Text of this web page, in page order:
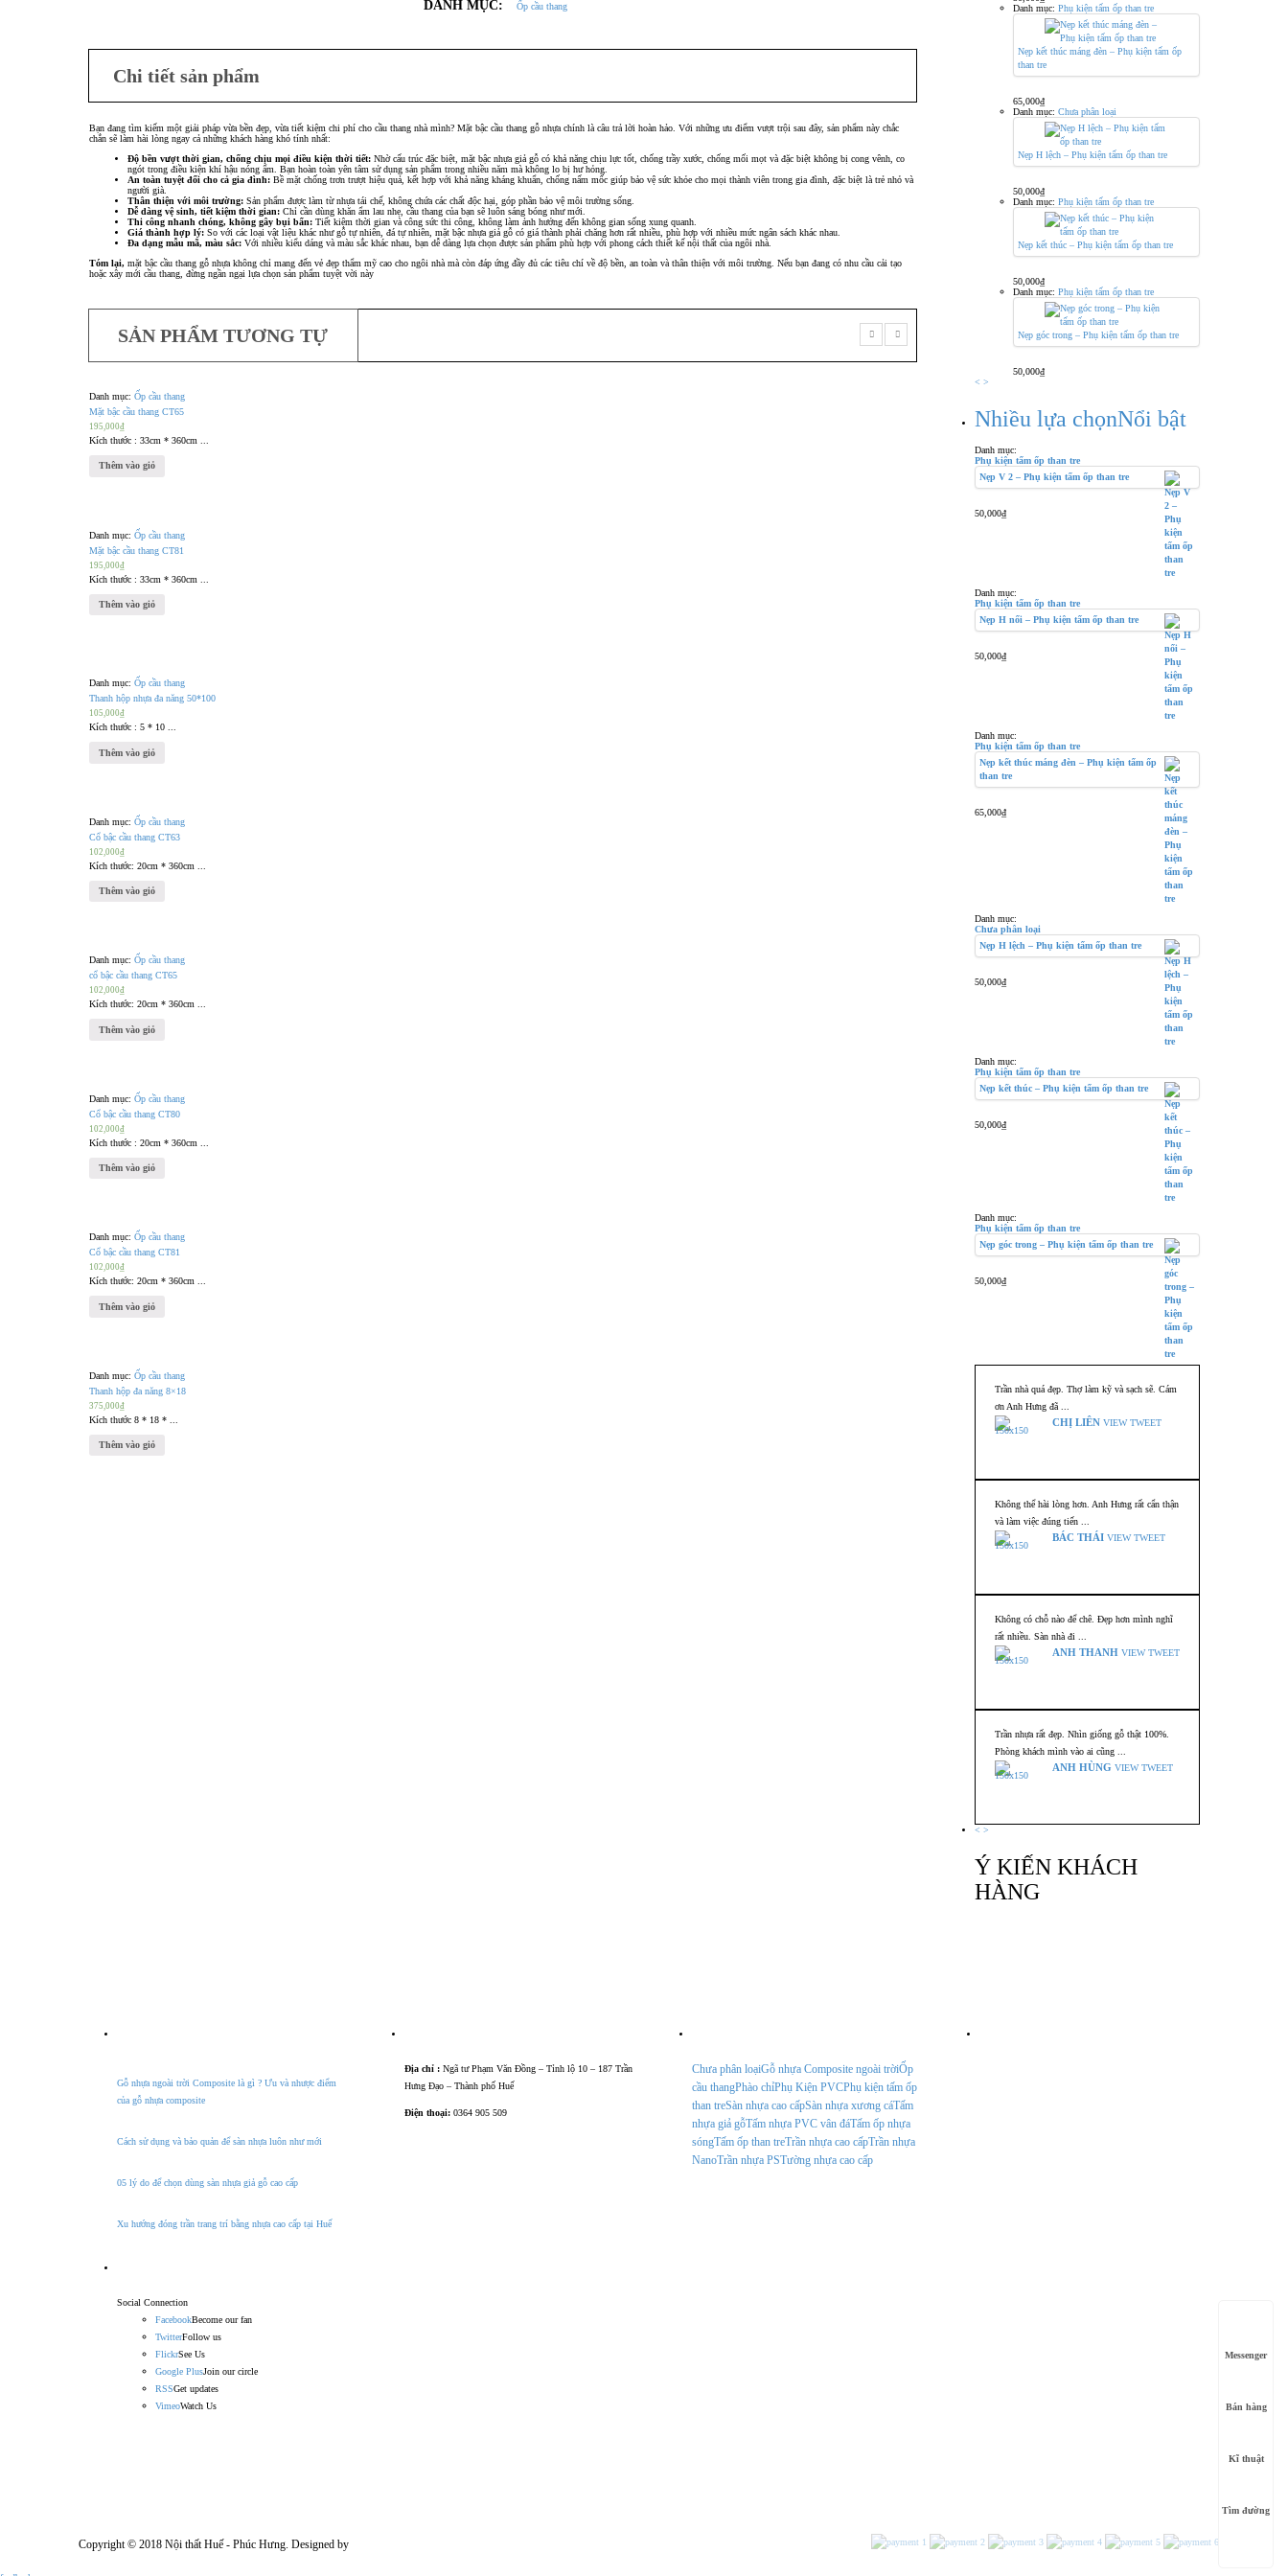
DANH MỤC: Ốp cầu thang
Chi tiết sản phẩm
Bạn đang tìm kiếm một giải pháp vừa bền đẹp, vừa tiết kiệm chi phí cho cầu thang nhà mình? Mặt bậc cầu thang gỗ nhựa chính là câu trả lời hoàn hảo. Với những ưu điểm vượt trội sau đây, sản phẩm này chắc
chắn sẽ làm hài lòng ngay cả những khách hàng khó tính nhất:
Độ bền vượt thời gian, chống chịu mọi điều kiện thời tiết: Nhờ cấu trúc đặc biệt, mặt bậc nhựa giả gỗ có khả năng chịu lực tốt, chống trầy xước, chống mối mọt và đặc biệt không bị cong vênh, co
ngót trong điều kiện khí hậu nóng ẩm. Bạn hoàn toàn yên tâm sử dụng sản phẩm trong nhiều năm mà không lo bị hư hỏng.
An toàn tuyệt đối cho cả gia đình: Bề mặt chống trơn trượt hiệu quả, kết hợp với khả năng kháng khuẩn, chống nấm mốc giúp bảo vệ sức khỏe cho mọi thành viên trong gia đình, đặc biệt là trẻ nhỏ và
người già.
Thân thiện với môi trường: Sản phẩm được làm từ nhựa tái chế, không chứa các chất độc hại, góp phần bảo vệ môi trường sống.
Dễ dàng vệ sinh, tiết kiệm thời gian: Chỉ cần dùng khăn ẩm lau nhẹ, cầu thang của bạn sẽ luôn sáng bóng như mới.
Thi công nhanh chóng, không gây bụi bẩn: Tiết kiệm thời gian và công sức thi công, không làm ảnh hưởng đến không gian sống xung quanh.
Giá thành hợp lý: So với các loại vật liệu khác như gỗ tự nhiên, đá tự nhiên, mặt bậc nhựa giả gỗ có giá thành phải chăng hơn rất nhiều, phù hợp với nhiều mức ngân sách khác nhau.
Đa dạng mẫu mã, màu sắc: Với nhiều kiểu dáng và màu sắc khác nhau, bạn dễ dàng lựa chọn được sản phẩm phù hợp với phong cách thiết kế nội thất của ngôi nhà.
Tóm lại, mặt bậc cầu thang gỗ nhựa không chỉ mang đến vẻ đẹp thẩm mỹ cao cho ngôi nhà mà còn đáp ứng đầy đủ các tiêu chí về độ bền, an toàn và thân thiện với môi trường. Nếu bạn đang có nhu cầu cải tạo
hoặc xây mới cầu thang, đừng ngần ngại lựa chọn sản phẩm tuyệt vời này
SẢN PHẨM TƯƠNG TỰ
Danh mục: Ốp cầu thang
Mặt bậc cầu thang CT65
195,000₫
Kích thước : 33cm * 360cm ...
Thêm vào giỏ
Danh mục: Ốp cầu thang
Mặt bậc cầu thang CT81
195,000₫
Kích thước : 33cm * 360cm ...
Thêm vào giỏ
Danh mục: Ốp cầu thang
Thanh hộp nhựa đa năng 50*100
105,000₫
Kích thước : 5 * 10 ...
Thêm vào giỏ
Danh mục: Ốp cầu thang
Cổ bậc cầu thang CT63
102,000₫
Kích thước: 20cm * 360cm ...
Thêm vào giỏ
Danh mục: Ốp cầu thang
cổ bậc cầu thang CT65
102,000₫
Kích thước: 20cm * 360cm ...
Thêm vào giỏ
Danh mục: Ốp cầu thang
Cổ bậc cầu thang CT80
102,000₫
Kích thước : 20cm * 360cm ...
Thêm vào giỏ
Danh mục: Ốp cầu thang
Cổ bậc cầu thang CT81
102,000₫
Kích thước: 20cm * 360cm ...
Thêm vào giỏ
Danh mục: Ốp cầu thang
Thanh hộp đa năng 8×18
375,000₫
Kích thước 8 * 18 * ...
Thêm vào giỏ
Danh mục: Phụ kiện tấm ốp than tre
Nẹp kết thúc máng đèn – Phụ kiện tấm ốp
than tre
65,000₫
Danh mục: Chưa phân loại
Nẹp H lệch – Phụ kiện tấm ốp than tre
50,000₫
Danh mục: Phụ kiện tấm ốp than tre
Nẹp kết thúc – Phụ kiện tấm ốp than tre
50,000₫
Danh mục: Phụ kiện tấm ốp than tre
Nẹp góc trong – Phụ kiện tấm ốp than tre
50,000₫
< >
Nhiều lựa chọnNổi bật
Danh mục:
Phụ kiện tấm ốp than tre
Nẹp V 2 – Phụ kiện tấm ốp than tre
50,000₫
Danh mục:
Phụ kiện tấm ốp than tre
Nẹp H nối – Phụ kiện tấm ốp than tre
50,000₫
Danh mục:
Phụ kiện tấm ốp than tre
Nẹp kết thúc máng đèn – Phụ kiện tấm ốp
than tre
65,000₫
Danh mục:
Chưa phân loại
Nẹp H lệch – Phụ kiện tấm ốp than tre
50,000₫
Danh mục:
Phụ kiện tấm ốp than tre
Nẹp kết thúc – Phụ kiện tấm ốp than tre
50,000₫
Danh mục:
Phụ kiện tấm ốp than tre
Nẹp góc trong – Phụ kiện tấm ốp than tre
50,000₫
Trần nhà quá đẹp. Thợ làm kỹ và sạch sẽ. Cám
ơn Anh Hưng đã ...
CHỊ LIÊN VIEW TWEET
Không thể hài lòng hơn. Anh Hưng rất cẩn thận
và làm việc đúng tiến ...
BÁC THÁI VIEW TWEET
Không có chỗ nào để chê. Đẹp hơn mình nghĩ
rất nhiều. Sàn nhà đi ...
ANH THANH VIEW TWEET
Trần nhựa rất đẹp. Nhìn giống gỗ thật 100%.
Phòng khách mình vào ai cũng ...
ANH HÙNG VIEW TWEET
< >
Ý KIẾN KHÁCH
HÀNG
Gỗ nhựa ngoài trời Composite là gì ? Ưu và nhược điểm
của gỗ nhựa composite
Cách sử dụng và bảo quản để sàn nhựa luôn như mới
05 lý do để chọn dùng sàn nhựa giả gỗ cao cấp
Xu hướng đóng trần trang trí bằng nhựa cao cấp tại Huế
Social Connection
FacebookBecome our fan
TwitterFollow us
FlickrSee Us
Google PlusJoin our circle
RSSGet updates
VimeoWatch Us
Địa chỉ : Ngã tư Phạm Văn Đồng – Tỉnh lộ 10 – 187 Trần
Hưng Đạo – Thành phố Huế
Điện thoại: 0364 905 509
Chưa phân loạiGỗ nhựa Composite ngoài trờiỐp
cầu thangPhào chỉPhụ Kiện PVCPhụ kiện tấm ốp
than treSàn nhựa cao cấpSàn nhựa xương cáTấm
nhựa giả gỗTấm nhựa PVC vân đáTấm ốp nhựa
sóngTấm ốp than treTrần nhựa cao cấpTrần nhựa
NanoTrần nhựa PSTường nhựa cao cấp
Copyright © 2018 Nội thất Huế - Phúc Hưng. Designed by
Messenger
Bán hàng
Kĩ thuật
Tìm đường